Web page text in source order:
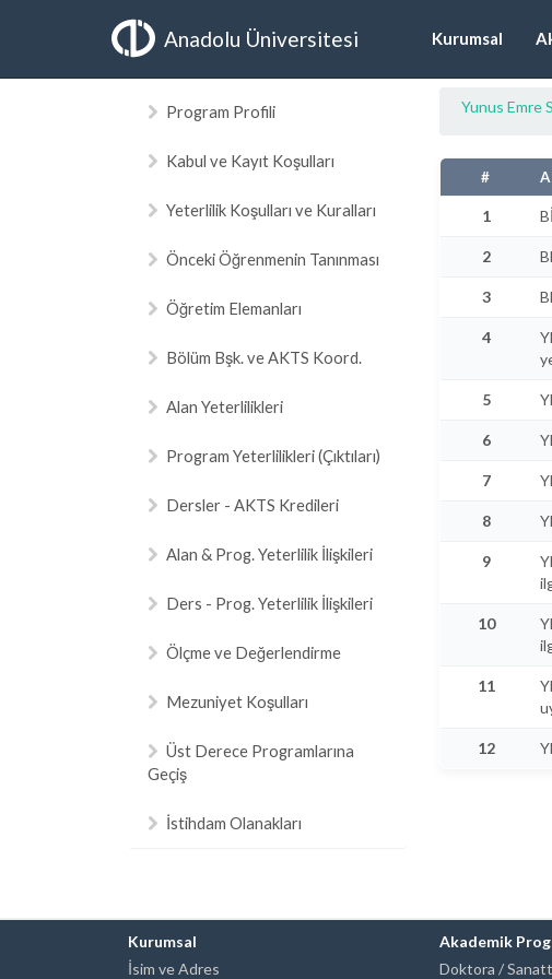
Anadolu Üniversitesi Kurumsal
Program Profili
Kabul ve Kayıt Koşulları
Yeterlilik Koşulları ve Kuralları
Önceki Öğrenmenin Tanınması
Öğretim Elemanları
Bölüm Bşk. ve AKTS Koord.
Alan Yeterlilikleri
Program Yeterlilikleri (Çıktıları)
Dersler - AKTS Kredileri
Alan & Prog. Yeterlilik İlişkileri
Ders - Prog. Yeterlilik İlişkileri
Ölçme ve Değerlendirme
Mezuniyet Koşulları
Üst Derece Programlarına
Geçiş
İstihdam Olanakları
Yunus Emre
#
1
2
3
4
5
6
7
8
9
10
11
12
Kurumsal
İsim ve Adres
Akademik
Doktora /